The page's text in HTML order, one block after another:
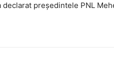
declarat președintele PNL